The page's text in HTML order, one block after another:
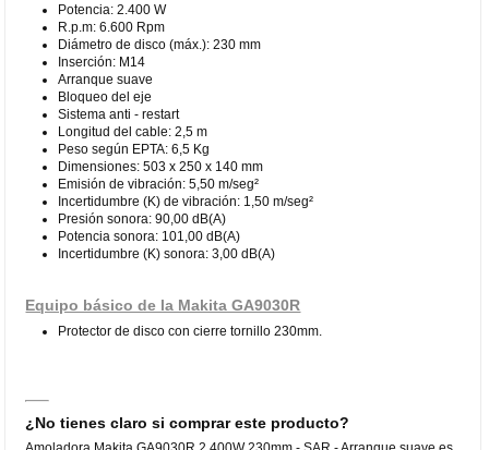
Potencia: 2.400 W
R.p.m: 6.600 Rpm
Diámetro de disco (máx.): 230 mm
Inserción: M14
Arranque suave
Bloqueo del eje
Sistema anti - restart
Longitud del cable: 2,5 m
Peso según EPTA: 6,5 Kg
Dimensiones: 503 x 250 x 140 mm
Emisión de vibración: 5,50 m/seg²
Incertidumbre (K) de vibración: 1,50 m/seg²
Presión sonora: 90,00 dB(A)
Potencia sonora: 101,00 dB(A)
Incertidumbre (K) sonora: 3,00 dB(A)
Equipo básico de la Makita GA9030R
Protector de disco con cierre tornillo 230mm.
¿No tienes claro si comprar este producto?